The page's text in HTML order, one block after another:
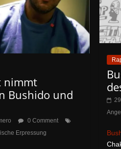
nimmt
Bushido und
0 Comment
Erpressung